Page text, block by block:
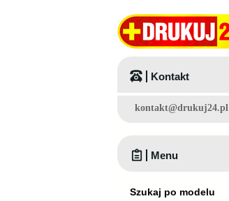
Kontakt
kontakt@drukuj24.pl
Menu
Szukaj po modelu